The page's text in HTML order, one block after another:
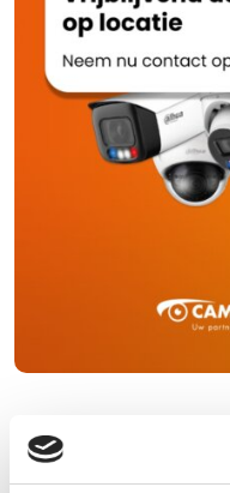
De stad